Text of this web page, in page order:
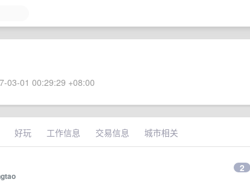
03-01 00:29:29 +08:00
好玩 工作信息 交易信息 城市相关
2